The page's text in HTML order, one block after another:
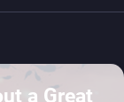
a Great